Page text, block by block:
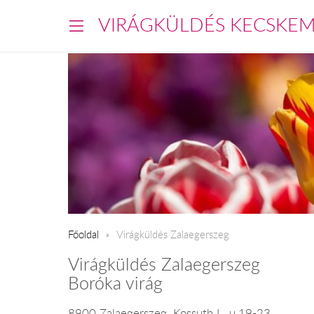
VIRÁGKÜLDÉS
Főoldal Virágküldés Zalaegerszeg
Virágküldés Zalaegerszeg
Boróka virág